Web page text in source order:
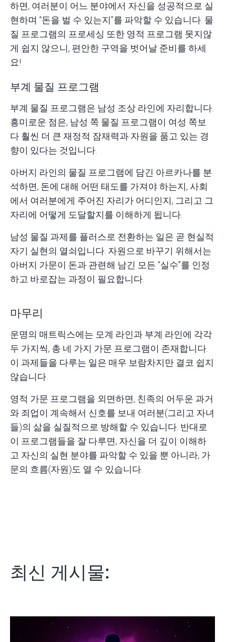
하면, 여러분이 어느 분야에서 자신을 성공적으로 실
현하며 “돈을 벌 수 있는지”를 파악할 수 있습니다. 물
질 프로그램의 프로세싱 또한 영적 프로그램 못지않
게 쉽지 않으니, 편안한 구역을 벗어날 준비를 하세
요!
부계 물질 프로그램
부계 물질 프로그램은 남성 조상 라인에 자리합니다.
흥미로운 점은, 남성 쪽 물질 프로그램이 여성 쪽보
다 훨씬 더 큰 재정적 잠재력과 자원을 품고 있는 경
향이 있다는 것입니다.
아버지 라인의 물질 프로그램에 담긴 아르카나를 분
석하면, 돈에 대해 어떤 태도를 가져야 하는지, 사회
에서 여러분에게 주어진 자리가 어디인지, 그리고 그
자리에 어떻게 도달할지를 이해하게 됩니다.
남성 물질 과제를 플러스로 전환하는 일은 곧 현실적
자기 실현의 열쇠입니다. 자원으로 바꾸기 위해서는
아버지 가문이 돈과 관련해 남긴 모든 “실수”를 인정
하고 바로잡는 과정이 필요합니다.
마무리
운명의 매트릭스에는 모계 라인과 부계 라인에 각각
두 가지씩, 총 네 가지 가문 프로그램이 존재합니다.
이 과제들을 다루는 일은 매우 보람차지만 결코 쉽지
않습니다.
영적 가문 프로그램을 외면하면, 친족의 어두운 과거
와 죄업이 계속해서 신호를 보내 여러분(그리고 자녀
들)의 삶을 실질적으로 방해할 수 있습니다. 반대로
이 프로그램들을 잘 다루면, 자신을 더 깊이 이해하
고 자신의 실현 분야를 파악할 수 있을 뿐 아니라, 가
문의 흐름(자원)도 열 수 있습니다.
최신 게시물: